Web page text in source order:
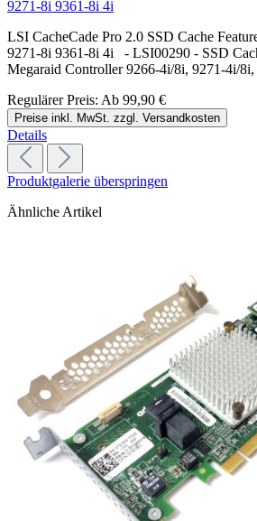
9271-8i 9361-8i 4i
LSI CacheCade Pro 2.0 SSD Cache
9271-8i 9361-8i 4i - LSI00290 - SSD
Megaraid Controller 9266-4i/8i, 9271-4i/
Regulärer Preis: Ab 99,90 €
Preise inkl. MwSt. zzgl. Versandkosten
Details
Produktgalerie überspringen
Ähnliche Artikel